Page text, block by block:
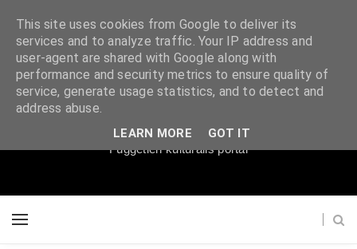
Súgópéldány
Független kulturális portál
This site uses cookies from Google to deliver its
services and to analyze traffic. Your IP address and
user-agent are shared with Google along with
performance and security metrics to ensure quality of
service, generate usage statistics, and to detect and
address abuse.
LEARN MORE GOT IT